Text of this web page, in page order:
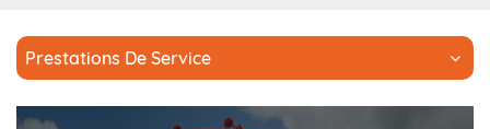
Prestations De Service